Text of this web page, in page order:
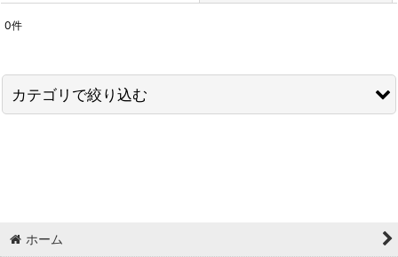
並び順:
0件
カテゴリで絞り込む
ホーム